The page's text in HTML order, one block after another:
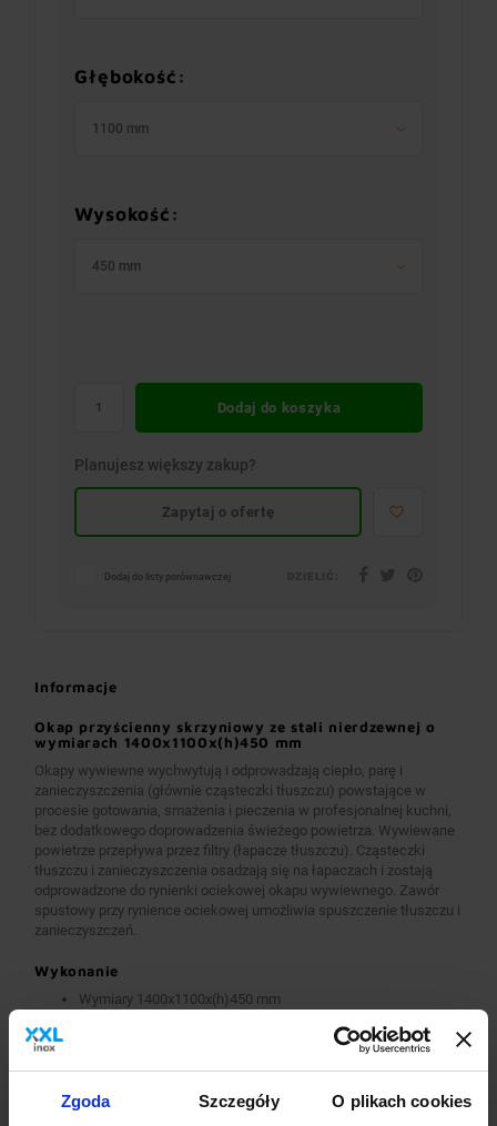
Zgoda Szczegóły O plikach cookies
Głębokość:
1100 mm
Wysokość:
450 mm
Dodaj do koszyka
Planujesz większy zakup?
Zapytaj o ofertę
Dodaj do listy porównawczej
Informacje
Okap przyścienny skrzyniowy ze stali nierdzewnej o
wymiarach 1400x1100x(h)450 mm
Okapy wywiewne wychwytują i odprowadzają ciepło, parę i
zanieczyszczenia (głównie cząsteczki tłuszczu) powstające w
procesie gotowania, smażenia i pieczenia w profesjonalnej kuchni,
bez dodatkowego doprowadzenia świeżego powietrza. Wywiewane
powietrze przepływa przez filtry (łapacze tłuszczu). Cząsteczki
tłuszczu i zanieczyszczenia osadzają się na łapaczach i zostają
odprowadzone do rynienki ociekowej okapu wywiewnego. Zawór
spustowy przy rynience ociekowej umożliwia spuszczenie tłuszczu i
zanieczyszczeń.
Wykonanie
Wymiary 1400x1100x(h)450 mm
Okapy wywiewne o wymiarach A>2600 mm wykonane są w
wersji łączonej (skręcanej) z dwóch lub więcej przelotowych
Okapy wyposażone są w system otworów i zawiesi